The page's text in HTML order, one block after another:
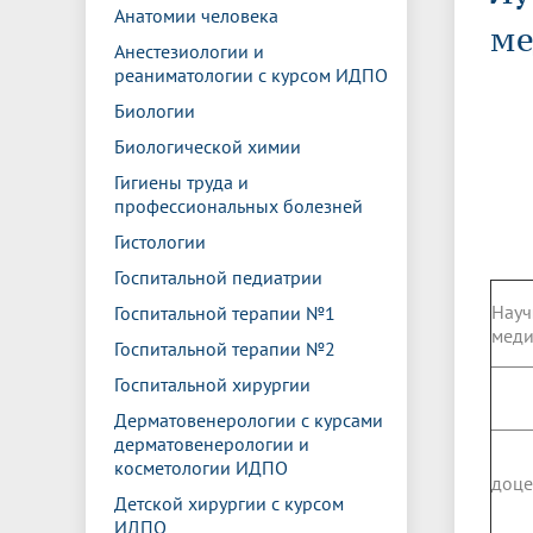
БГМУ
Абитуриенту
Видеогалерея
Эндаумент
Управление международной
Отдел
ограниченными возможностями
здоровья
Независимая оценка качества
образования
работы
Конференции и форумы
онкологии
Санаторий-профилакторий БГМУ
Совет обучающихся
Золотой фонд БГМУ
Жизнь иностранных студентов БГМУ
Штаб студенческих отрядов БГМУ
Анатомии человека
Анестезиологии и
реаниматологии с курсом ИДПО
Биологии
Биологической химии
Гигиены труда и
профессиональных болезней
Гистологии
Госпитальной педиатрии
Госпитальной терапии №1
Госпитальной терапии №2
Госпитальной хирургии
Дерматовенерологии с курсами
дерматовенерологии и
косметологии ИДПО
Детской хирургии с курсом
ИДПО